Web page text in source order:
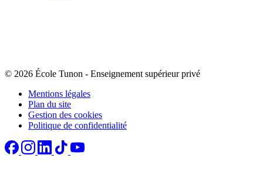
© 2026 École Tunon - Enseignement supérieur privé
Mentions légales
Plan du site
Gestion des cookies
Politique de confidentialité